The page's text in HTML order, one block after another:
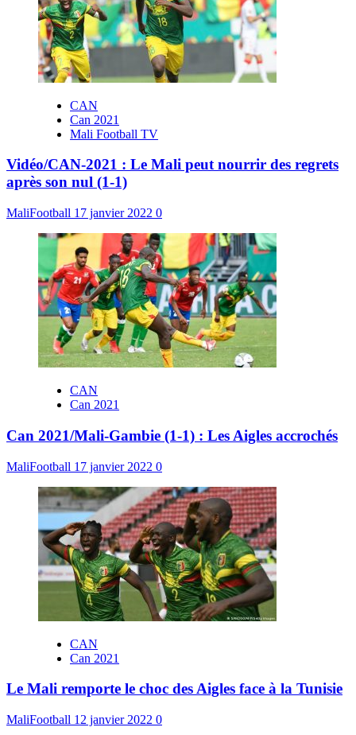
CAN
Can 2021
Mali Football TV
Vidéo/CAN-2021 : Le Mali peut nourrir des regrets
après son nul (1-1)
MaliFootball 17 janvier 2022 0
CAN
Can 2021
Can 2021/Mali-Gambie (1-1) : Les Aigles accrochés
MaliFootball 17 janvier 2022 0
CAN
Can 2021
Le Mali remporte le choc des Aigles face à la Tunisie
MaliFootball 12 janvier 2022 0